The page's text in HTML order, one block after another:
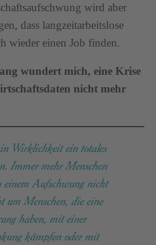
wird aber
dass langzeitarbeitslose
wieder einen Job finden.
wundert mich, eine Krise
nicht mehr
Wirklichkeit ein totales
Immer mehr Menschen
einem Aufschwung nicht
um Menschen, die eine
haben, mit einer
kämpfen oder mit